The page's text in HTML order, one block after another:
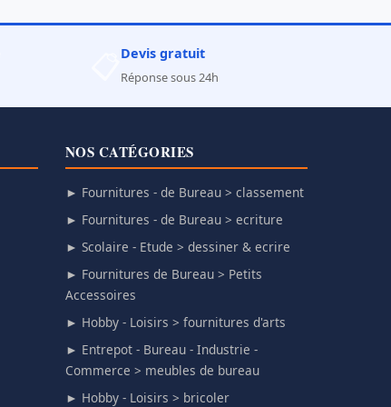
Devis gratuit
Réponse sous 24h
NOS CATÉGORIES
► Fournitures - de Bureau > classement
► Fournitures - de Bureau > ecriture
► Scolaire - Etude > dessiner & ecrire
► Fournitures de Bureau > Petits
Accessoires
► Hobby - Loisirs > fournitures d'arts
► Entrepot - Bureau - Industrie -
Commerce > meubles de bureau
► Hobby - Loisirs > bricoler